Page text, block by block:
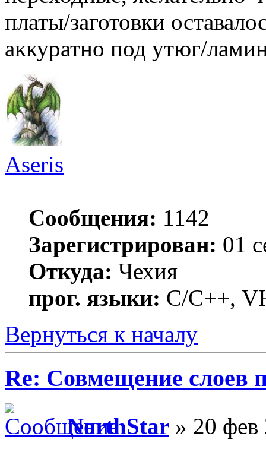
платы/заготовки
аккуратно под утюг/
Aseris
Сообщения: 1142
Зарегистрирован: 01
Откуда: Чехия
прог. языки: C/С++,
Вернуться к началу
Re: Совмещение слоев
NorthStar » 20 фев